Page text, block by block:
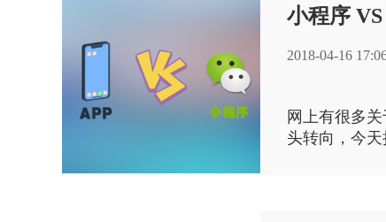
小程序
2018-04-16
网上有很多
头转向，今